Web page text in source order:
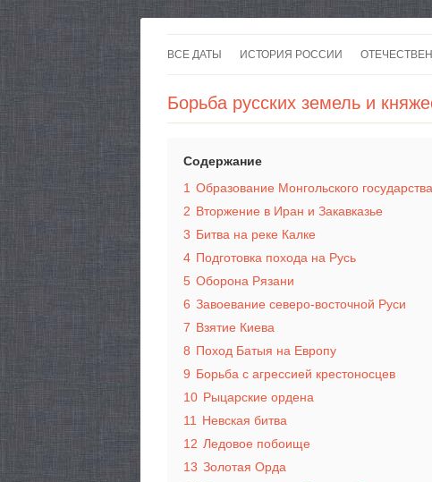
ВСЕ ДАТЫ ИСТОРИЯ РОССИИ
Борьба русских земель и
Содержание
1 Образование Монгольского государства
2 Вторжение в Иран и Закавказье
3 Битва на реке Калке
4 Подготовка похода на Русь
5 Оборона Рязани
6 Завоевание северо-восточной Руси
7 Взятие Киева
8 Поход Батыя на Европу
9 Борьба с агрессией крестоносцев
10 Рыцарские ордена
11
Невская битва
12 Ледовое побоище
13 Золотая Орда